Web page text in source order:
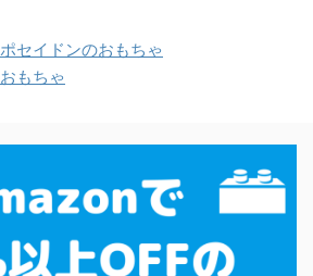
セイドンのおもちゃ
もちゃ